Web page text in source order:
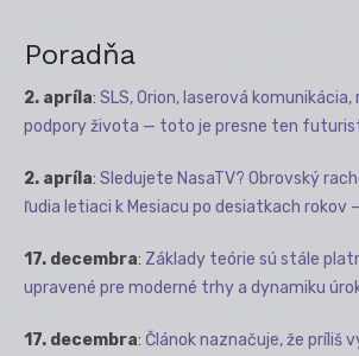
Poradňa
2. apríla: SLS, Orion, laserová
podpory života — toto je presne ten
2. apríla: Sledujete NasaTV? Obrovský
ľudia letiaci k Mesiacu po desiatkach rokov
17. decembra: Základy teórie sú stále
upravené pre moderné trhy a dynamiku
17. decembra: Článok naznačuje, že príliš